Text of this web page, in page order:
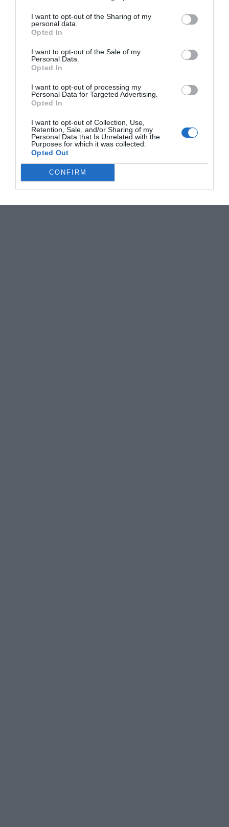
I want to opt-out of the Sharing of my
personal data.
Opted In
I want to opt-out of the Sale of my
Personal Data.
Opted In
I want to opt-out of processing my
Personal Data for Targeted Advertising.
Opted In
I want to opt-out of Collection, Use,
Retention, Sale, and/or Sharing of my
Personal Data that Is Unrelated with the
Purposes for which it was collected.
Opted Out
CONFIRM